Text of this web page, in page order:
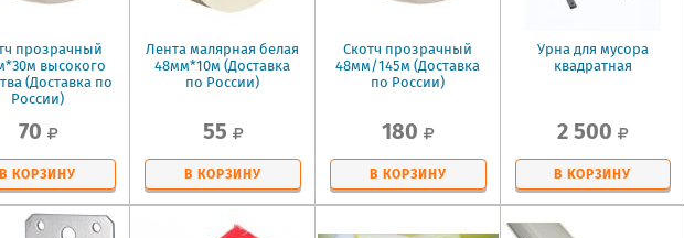
прозрачный
высокого
(Доставка по
России)
70
В КОРЗИНУ
Лента малярная белая
48мм*10м (Доставка
по России)
55
В КОРЗИНУ
Скотч прозрачный
48мм/145м (Доставка
по России)
180
В КОРЗИНУ
Урна для мусора
квадратная
2 500
В КОРЗИНУ